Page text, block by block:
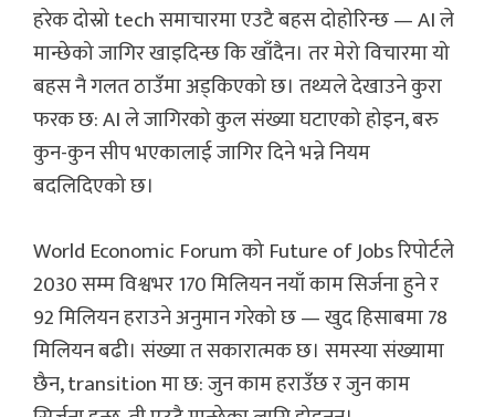
हरेक दोस्रो tech समाचारमा एउटै बहस दोहोरिन्छ — AI ले
मान्छेको जागिर खाइदिन्छ कि खाँदैन। तर मेरो विचारमा यो
बहस नै गलत ठाउँमा अड्किएको छ। तथ्यले देखाउने कुरा
फरक छ: AI ले जागिरको कुल संख्या घटाएको होइन, बरु
कुन-कुन सीप भएकालाई जागिर दिने भन्ने नियम
बदलिदिएको छ।
World Economic Forum को Future of Jobs रिपोर्टले
2030 सम्म विश्वभर 170 मिलियन नयाँ काम सिर्जना हुने र
92 मिलियन हराउने अनुमान गरेको छ — खुद हिसाबमा 78
मिलियन बढी। संख्या त सकारात्मक छ। समस्या संख्यामा
छैन, transition मा छ: जुन काम हराउँछ र जुन काम